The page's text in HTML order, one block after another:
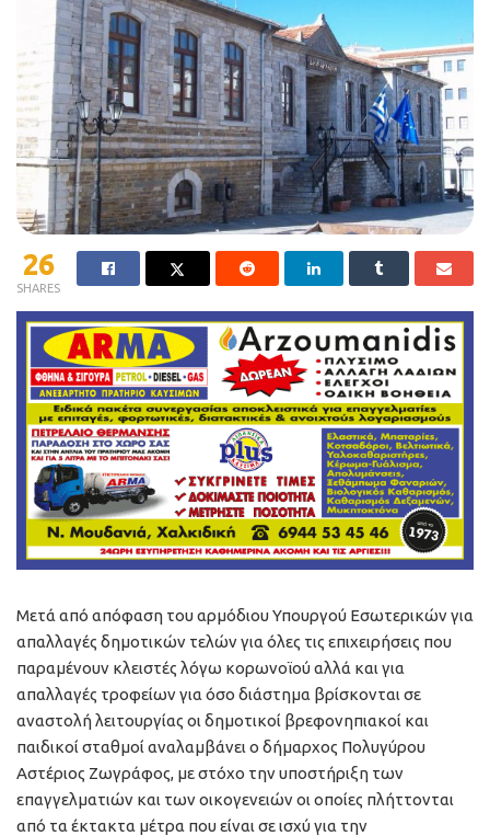
26
SHARES
Μετά από απόφαση του αρμόδιου Υπουργού Εσωτερικών για
απαλλαγές δημοτικών τελών για όλες τις επιχειρήσεις που
παραμένουν κλειστές λόγω κορωνοϊού αλλά και για
απαλλαγές τροφείων για όσο διάστημα βρίσκονται σε
αναστολή λειτουργίας οι δημοτικοί βρεφονηπιακοί και
παιδικοί σταθμοί αναλαμβάνει ο δήμαρχος Πολυγύρου
Αστέριος Ζωγράφος, με στόχο την υποστήριξη των
επαγγελματιών και των οικογενειών οι οποίες πλήττονται
από τα έκτακτα μέτρα που είναι σε ισχύ για την